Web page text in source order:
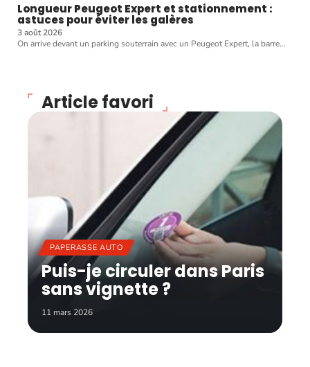
Longueur Peugeot Expert et stationnement :
astuces pour éviter les galères
3 août 2026
On arrive devant un parking souterrain avec un Peugeot Expert, la barre…
Article favori
PAPERASSE AUTO
Puis-je circuler dans Paris
sans vignette ?
11 mars 2026